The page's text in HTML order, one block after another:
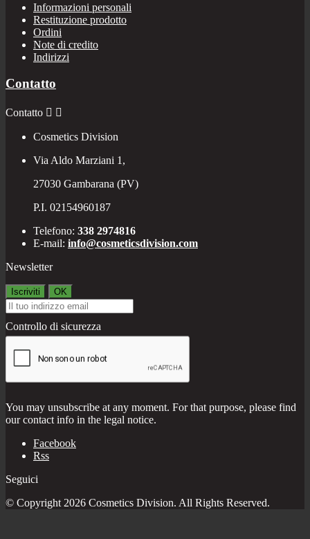
Informazioni personali
Restituzione prodotto
Ordini
Note di credito
Indirizzi
Contatto
Contatto  
Cosmetics Division
Via Aldo Marziani 1,
27030 Gambarana (PV)
P.I. 02154960187
Telefono: 338 2974816
E-mail: info@cosmeticsdivision.com
Newsletter
Controllo di sicurezza
You may unsubscribe at any moment. For that purpose, please find
our contact info in the legal notice.
Facebook
Rss
Seguici
© Copyright 2026 Cosmetics Division. All Rights Reserved.